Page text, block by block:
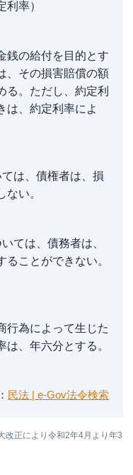
率）
銭の給付を目的とす
、その損害賠償の額
る。ただし、約定利
は、約定利率によ
は、債権者は、損
い。
ては、債務者は、
ことができない。
行為によって生じた
、年六分とする。
民法 | e-Gov法令検索
改正により令和2年4月より年3